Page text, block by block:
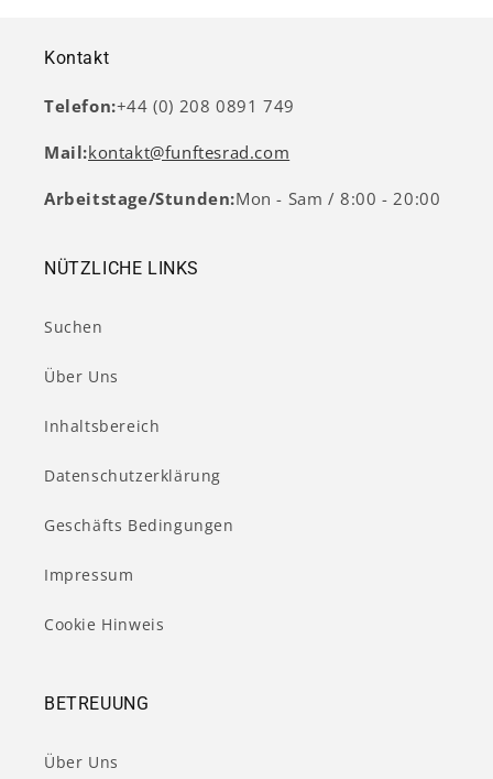
Kontakt
Telefon:+44 (0) 208 0891 749
Mail:kontakt@funftesrad.com
Arbeitstage/Stunden:Mon - Sam / 8:00 - 20:00
NÜTZLICHE LINKS
Suchen
Über Uns
Inhaltsbereich
Datenschutzerklärung
Geschäfts Bedingungen
Impressum
Cookie Hinweis
BETREUUNG
Über Uns